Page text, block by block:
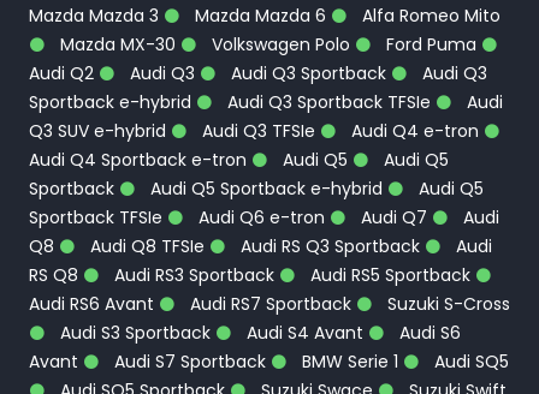
Mazda Mazda 3
Mazda Mazda 6
Alfa Romeo Mito
Mazda MX-30
Volkswagen Polo
Ford Puma
Audi Q2
Audi Q3 Audi Q3 Sportback
Audi Q3
Sportback e-hybrid
Audi Q3 Sportback TFSIe
Audi
Q3 SUV e-hybrid
Audi Q3 TFSIe
Audi Q4 e-tron
Audi Q4 Sportback e-tron
Audi Q5
Audi Q5
Sportback
Audi Q5 Sportback e-hybrid
Audi Q5
Sportback TFSIe
Audi Q6 e-tron Audi Q7
Audi
Q8
Audi Q8 TFSIe Audi RS Q3 Sportback
Audi
RS Q8
Audi RS3 Sportback
Audi RS5 Sportback
Audi RS6 Avant
Audi RS7 Sportback
Suzuki S-Cross
Audi S3 Sportback
Audi S4 Avant
Audi S6
Avant
Audi S7 Sportback BMW Serie 1
Audi SQ5